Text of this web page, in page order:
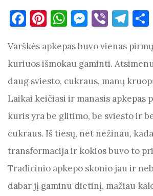
F
c
e
b
o
o
k
Pi
er
es
t
W
at
s
A
p
p
M
se
n
g
er
Vi
er
T
e
gr
a
m
Varškės apkepas buvo vienas
kuriuos išmokau gaminti.
daug sviesto, cukraus, manų
Laikai keičiasi ir manasis apkepas
kuris yra be glitimo, be sviesto ir
cukraus. Iš tiesų, net nežinau,
transformacija ir kokios buvo to
Tradicinio apkepo skonio jau ir
dabar jį gaminu dietinį, mažiau